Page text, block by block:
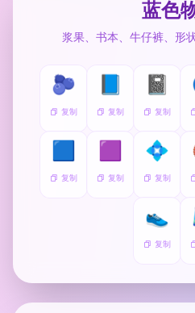
蓝色
浆果、书本、牛仔裤、形
🫐
复制
📘
复制
📓
复制
🟦
复制
🟪
复制
💠
复制
👟
复制